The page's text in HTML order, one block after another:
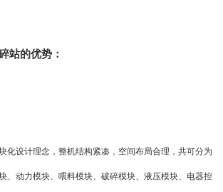
站的优势：
设计理念，整机结构紧凑，空间布局合理，共可分为
、动力模块、喂料模块、破碎模块、液压模块、电器控